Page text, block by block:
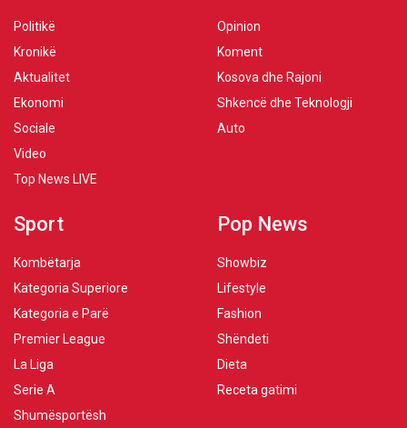
Politikë
Kronikë
Aktualitet
Ekonomi
Sociale
Video
Top News LIVE
Opinion
Koment
Kosova dhe Rajoni
Shkencë dhe Teknologji
Auto
Sport
Kombëtarja
Kategoria Superiore
Kategoria e Parë
Premier League
La Liga
Serie A
Shumësportësh
Pop News
Showbiz
Lifestyle
Fashion
Shëndeti
Dieta
Receta gatimi